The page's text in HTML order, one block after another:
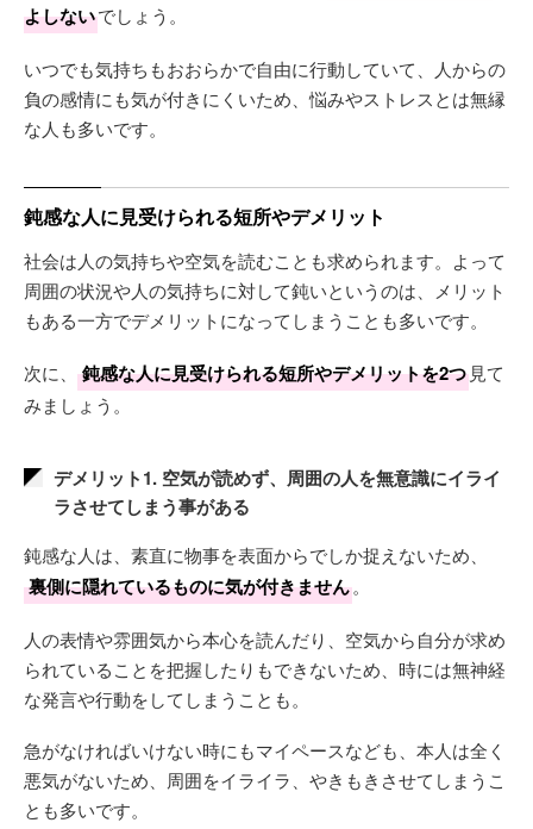
よしないでしょう。
いつでも気持ちもおおらかで自由に行動していて、人からの
負の感情にも気が付きにくいため、悩みやストレスとは無縁
な人も多いです。
鈍感な人に見受けられる短所やデメリット
社会は人の気持ちや空気を読むことも求められます。よって
周囲の状況や人の気持ちに対して鈍いというのは、メリット
もある一方でデメリットになってしまうことも多いです。
次に、 鈍感な人に見受けられる短所やデメリットを2つ 見て
みましょう。
デメリット1. 空気が読めず、周囲の人を無意識にイライ
ラさせてしまう事がある
鈍感な人は、素直に物事を表面からでしか捉えないため、
裏側に隠れているものに気が付きません。
人の表情や雰囲気から本心を読んだり、空気から自分が求め
られていることを把握したりもできないため、時には無神経
な発言や行動をしてしまうことも。
急がなければいけない時にもマイペースなども、本人は全く
悪気がないため、周囲をイライラ、やきもきさせてしまうこ
とも多いです。